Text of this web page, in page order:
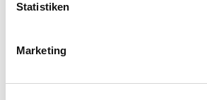
Statistiken
Marketing
Schnelle Verfügbarkeit